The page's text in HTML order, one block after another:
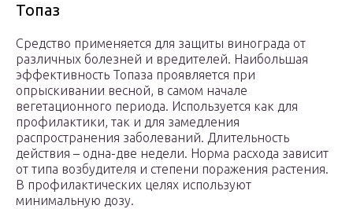
Топаз
Средство применяется для защиты винограда от
различных болезней и вредителей. Наибольшая
эффективность Топаза проявляется при
опрыскивании весной, в самом начале
вегетационного периода. Используется как для
профилактики, так и для замедления
распространения заболеваний. Длительность
действия – одна-две недели. Норма расхода зависит
от типа возбудителя и степени поражения растения.
В профилактических целях используют
минимальную дозу.